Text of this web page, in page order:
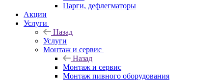
Царги, дефлегматоры
Акции
Услуги
Назад
Услуги
Монтаж и сервис
Назад
Монтаж и сервис
Монтаж пивного оборудования